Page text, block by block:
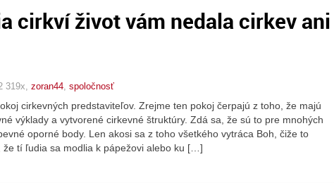
cirkví život vám nedala cirkev ani
319x, zoran44, spoločnosť
cirkevných predstaviteľov. Zrejme ten pokoj čerpajú z toho, že majú
výklady a vytvorené cirkevné štruktúry. Zdá sa, že sú to pre mnohých
oporné body. Len akosi sa z toho všetkého vytráca Boh, čiže to
že tí ľudia sa modlia k pápežovi alebo ku […]